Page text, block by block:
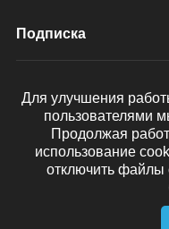
Подписка
. Все
Для улучшения
пользователями
Продолжая
использование
отключить файлы